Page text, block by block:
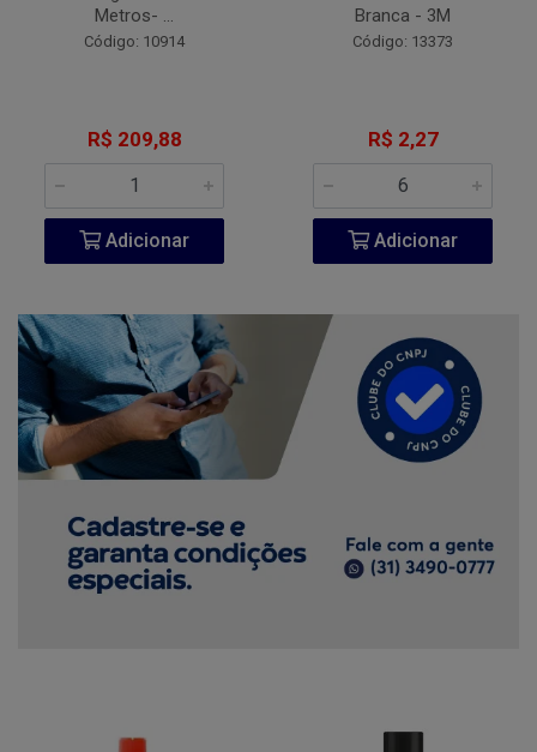
Metros- ...
Código: 10914
R$ 209,88
Adicionar
Branca - 3M
Código: 13373
R$ 2,27
Adicionar